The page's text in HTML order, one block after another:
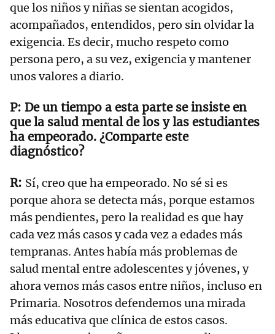
que los niños y niñas se sientan acogidos,
acompañados, entendidos, pero sin olvidar la
exigencia. Es decir, mucho respeto como
persona pero, a su vez, exigencia y mantener
unos valores a diario.
De un tiempo a esta parte se insiste en
que la salud mental de los y las estudiantes
ha empeorado. ¿Comparte este
diagnóstico?
Sí, creo que ha empeorado. No sé si es
porque ahora se detecta más, porque estamos
más pendientes, pero la realidad es que hay
cada vez más casos y cada vez a edades más
tempranas. Antes había más problemas de
salud mental entre adolescentes y jóvenes, y
ahora vemos más casos entre niños, incluso en
Primaria. Nosotros defendemos una mirada
más educativa que clínica de estos casos.